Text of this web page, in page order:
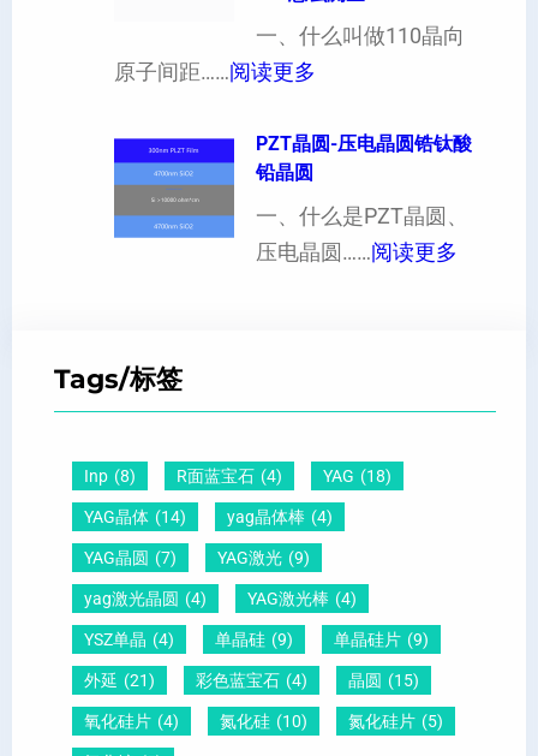
定
超
薄
硅
）
度
响
片
白
或
者
因
？
给
你
说
明
一、什么叫做110晶向
原子间距……阅读更多
1
晶
向
晶
向
1
1
0
怎
PZT晶圆-压电晶圆锆钛酸
铅晶圆
一、什么是PZT晶圆、
压电晶圆……阅读更多
Tags/标签
Inp (8) R面蓝宝石 (4) YAG (18)
YAG晶体 (14) yag晶体棒 (4)
YAG晶圆 (7) YAG激光 (9)
yag激光晶圆 (4) YAG激光棒 (4)
YSZ单晶 (4) 单晶硅 (9) 单晶硅片 (9)
外延 (21) 彩色蓝宝石 (4) 晶圆 (15)
氧化硅片 (4) 氮化硅 (10) 氮化硅片 (5)